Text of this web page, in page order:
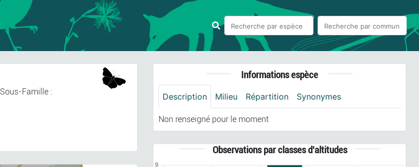
Sous-Famille :
Informations espèce
Description Milieu Répartition Synonymes
Non renseigné pour le moment
Observations par classes d'altitudes